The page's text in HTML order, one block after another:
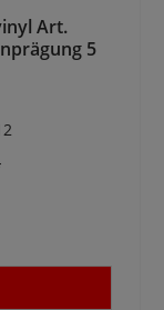
Art.
5